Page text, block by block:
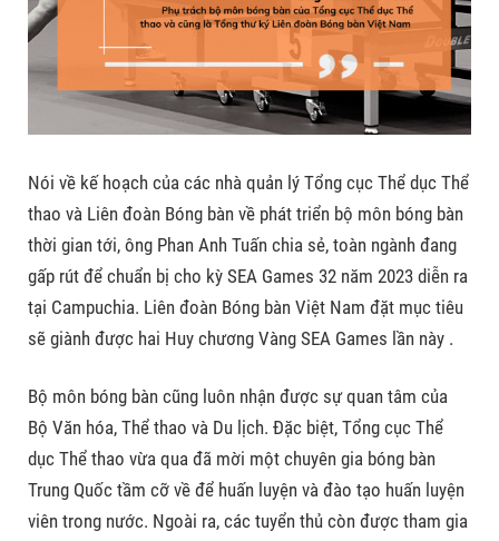
Nói về kế hoạch của các nhà quản lý Tổng cục Thể dục Thể
thao và Liên đoàn Bóng bàn về phát triển bộ môn bóng bàn
thời gian tới, ông Phan Anh Tuấn chia sẻ, toàn ngành đang
gấp rút để chuẩn bị cho kỳ SEA Games 32 năm 2023 diễn ra
tại Campuchia. Liên đoàn Bóng bàn Việt Nam đặt mục tiêu
sẽ giành được hai Huy chương Vàng SEA Games lần này .
Bộ môn bóng bàn cũng luôn nhận được sự quan tâm của
Bộ Văn hóa, Thể thao và Du lịch. Đặc biệt, Tổng cục Thể
dục Thể thao vừa qua đã mời một chuyên gia bóng bàn
Trung Quốc tầm cỡ về để huấn luyện và đào tạo huấn luyện
viên trong nước. Ngoài ra, các tuyển thủ còn được tham gia